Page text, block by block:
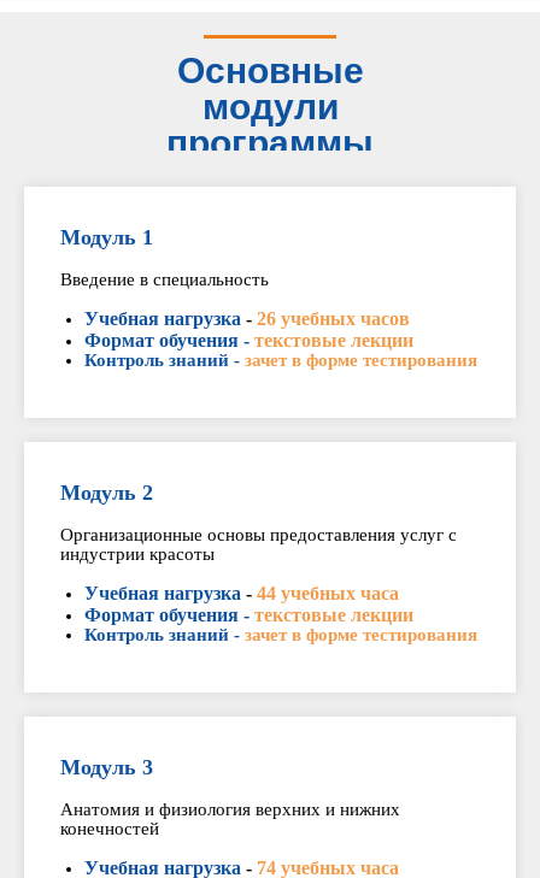
Основные
модули
программы
Модуль 1
Введение в специальность
Учебная нагрузка - 26 учебных часов
Формат обучения - текстовые лекции
Контроль знаний - зачет в форме тестирования
Модуль 2
Организационные основы предоставления услуг с
индустрии красоты
Учебная нагрузка - 44 учебных часа
Формат обучения - текстовые лекции
Контроль знаний - зачет в форме тестирования
Модуль 3
Анатомия и физиология верхних и нижних
конечностей
Учебная нагрузка - 74 учебных часа